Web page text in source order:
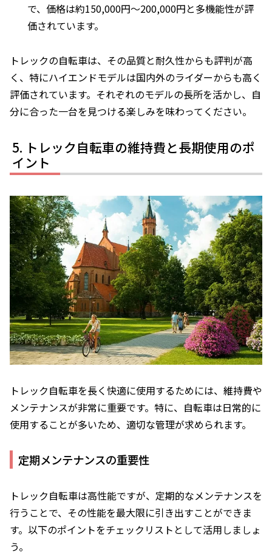
で、価格は約150,000円〜200,000円と多機能性が評
価されています。
トレックの自転車は、その品質と耐久性からも評判が高
く、特にハイエンドモデルは国内外のライダーからも高く
評価されています。それぞれのモデルの長所を活かし、自
分に合った一台を見つける楽しみを味わってください。
トレック自転車の維持費と長期使用のポ
イント
トレック自転車を長く快適に使用するためには、維持費や
メンテナンスが非常に重要です。特に、自転車は日常的に
使用することが多いため、適切な管理が求められます。
定期メンテナンスの重要性
トレック自転車は高性能ですが、定期的なメンテナンスを
行うことで、その性能を最大限に引き出すことができま
す。以下のポイントをチェックリストとして活用しましょ
う。